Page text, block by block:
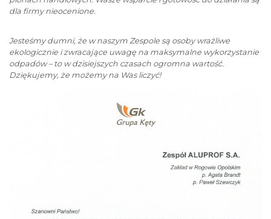
dla firmy nieocenione.
Jesteśmy dumni, że w naszym Zespole są osoby wrażliwe
ekologicznie i zwracające uwagę na maksymalne wykorzystanie
odpadów – to w dzisiejszych czasach ogromna wartość.
Dziękujemy, że możemy na Was liczyć!